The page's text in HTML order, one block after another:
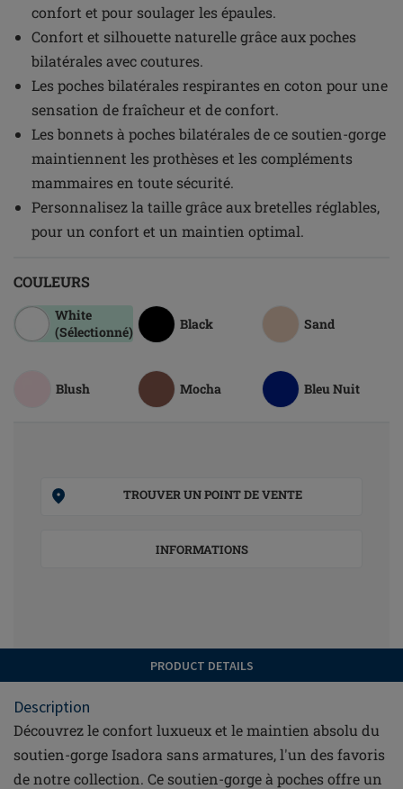
confort et pour soulager les épaules.
Confort et silhouette naturelle grâce aux poches
bilatérales avec coutures.
Les poches bilatérales respirantes en coton pour une
sensation de fraîcheur et de confort.
Les bonnets à poches bilatérales de ce soutien-gorge
maintiennent les prothèses et les compléments
mammaires en toute sécurité.
Personnalisez la taille grâce aux bretelles réglables,
pour un confort et un maintien optimal.
COULEURS
White
(Sélectionné)
Black Sand
Blush Mocha Bleu Nuit
TROUVER UN POINT DE VENTE
INFORMATIONS
PRODUCT DETAILS
Description
Découvrez le confort luxueux et le maintien absolu du
soutien-gorge Isadora sans armatures, l'un des favoris
de notre collection. Ce soutien-gorge à poches offre un